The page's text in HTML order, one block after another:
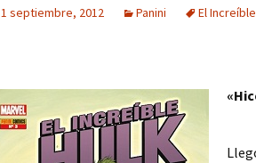
1 septiembre, 2012 Panini El